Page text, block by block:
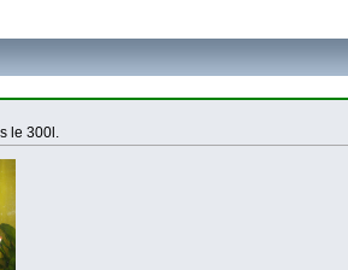
le 300l.